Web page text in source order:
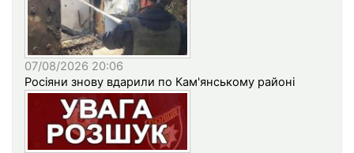
07/08/2026 20:06
Росіяни знову вдарили по Кам'янському районі